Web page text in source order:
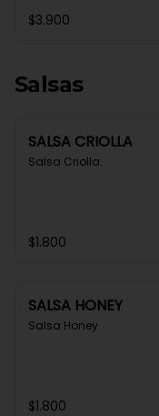
$3.900
Salsas
SALSA CRIOLLA
Salsa Criolla.
$1.800
SALSA HONEY
Salsa Honey.
$1.800